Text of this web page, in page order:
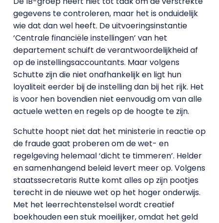
gegevens te controleren, maar het is onduidelijk
wie dat dan wel heeft. De uitvoeringsinstantie
‘Centrale financiële instellingen’ van het
departement schuift de verantwoordelijkheid af
op de instellingsaccountants. Maar volgens
Schutte zijn die niet onafhankelijk en ligt hun
loyaliteit eerder bij de instelling dan bij het rijk. Het
is voor hen bovendien niet eenvoudig om van alle
actuele wetten en regels op de hoogte te zijn.
Schutte hoopt niet dat het ministerie in reactie op
de fraude gaat proberen om de wet- en
regelgeving helemaal ‘dicht te timmeren’. Helder
en samenhangend beleid levert meer op. Volgens
staatssecretaris Rutte komt alles op zijn pootjes
terecht in de nieuwe wet op het hoger onderwijs.
Met het leerrechtenstelsel wordt creatief
boekhouden een stuk moeilijker, omdat het geld